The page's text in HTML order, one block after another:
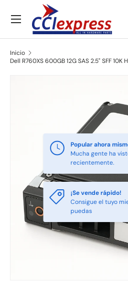
Ir al contenido
Buscar
Tipo de producto
Menú
Inicio
Dell R760XS 600GB 12G SAS 2.5" SFF
Popular ahora
Mucha gente ha
recientemente.
¡Se vende rápido!
Consigue el tuyo
puedas